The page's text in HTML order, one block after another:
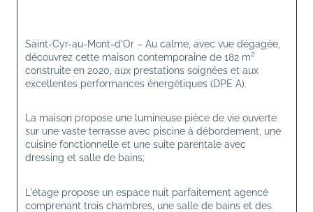
Saint-Cyr-au-Mont-d'Or – Au calme, avec vue dégagée,
découvrez cette maison contemporaine de 182 m²
construite en 2020, aux prestations soignées et aux
excellentes performances énergétiques (DPE A).
La maison propose une lumineuse pièce de vie ouverte
sur une vaste terrasse avec piscine à débordement, une
cuisine fonctionnelle et une suite parentale avec
dressing et salle de bains;
L'étage propose un espace nuit parfaitement agencé
comprenant trois chambres, une salle de bains et des